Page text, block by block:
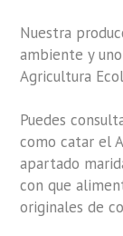
Nuestra
ambiente y
Agricultura
Puedes
como catar el
apartado
con que
originales de